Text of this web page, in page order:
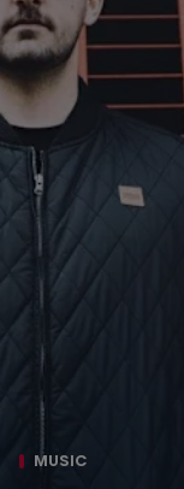
MUSIC